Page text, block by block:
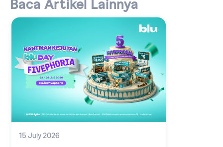
Baca Artikel Lainnya
15 July 2026